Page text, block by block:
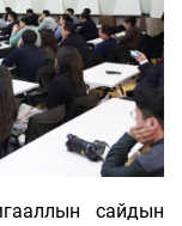
сайдын